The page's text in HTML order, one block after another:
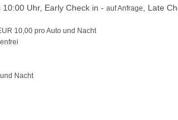
Uhr, Early Check in - auf Anfrage
, Late
10,00 pro Auto und Nacht
Nacht